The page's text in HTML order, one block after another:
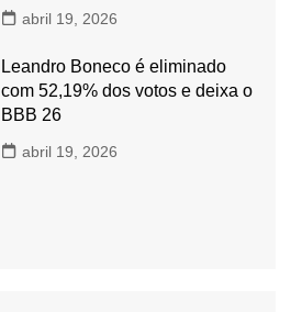
abril 19, 2026
Leandro Boneco é eliminado
com 52,19% dos votos e deixa o
BBB 26
abril 19, 2026